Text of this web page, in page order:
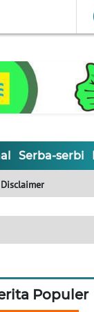
Serba-serbi
Disclaimer
Populer